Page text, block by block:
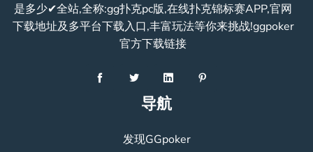
是多少✔全站,全称:gg扑克pc版,在线扑克锦标赛APP,官网
下载地址及多平台下载入口,丰富玩法等你来挑战!ggpoker
官方下载链接
导航
发现GGpoker